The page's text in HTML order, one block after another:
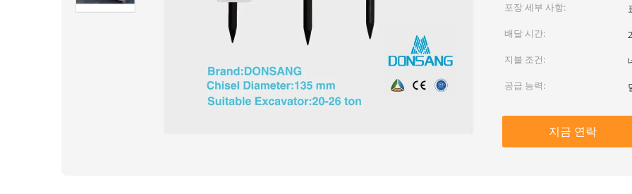
포장 세부 사항:
배달 시간:
지불 조건:
공급 능력:
지금 연락